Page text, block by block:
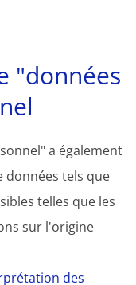
"données
a également
données tels que
telles que les
sur l'origine
des